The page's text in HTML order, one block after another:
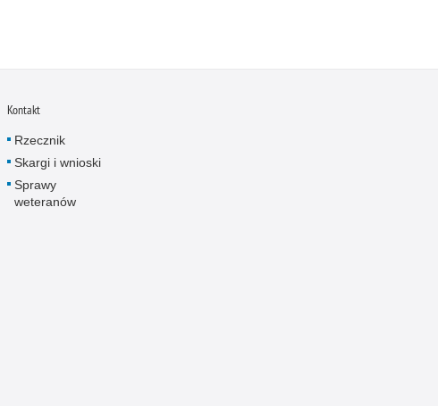
Policjant z pasją
Porwania
Pożary i podpalenia
Pranie brudnych pieniędzy
Kontakt
Rzecznik
Skargi i wnioski
Sprawy
weteranów